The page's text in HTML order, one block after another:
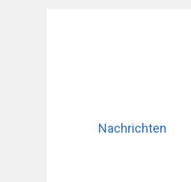
Nachrichten